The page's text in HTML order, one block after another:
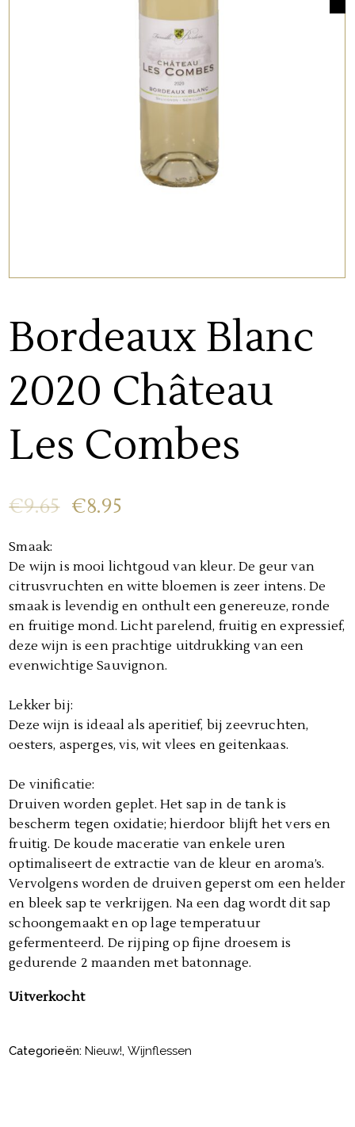
Bordeaux Blanc
2020 Château
Les Combes
€9.65 Oorspronkelijke
€9.65.
€8.95Huidige
€8.95.
Smaak:
De wijn is mooi lichtgoud van kleur. De geur van
citrusvruchten en witte bloemen is zeer intens. De
smaak is levendig en onthult een genereuze, ronde
en fruitige mond. Licht parelend, fruitig en expressief,
deze wijn is een prachtige uitdrukking van een
evenwichtige Sauvignon.
Lekker bij:
Deze wijn is ideaal als aperitief, bij zeevruchten,
oesters, asperges, vis, wit vlees en geitenkaas.
De vinificatie:
Druiven worden geplet. Het sap in de tank is
bescherm tegen oxidatie; hierdoor blijft het vers en
fruitig. De koude maceratie van enkele uren
optimaliseert de extractie van de kleur en aroma’s.
Vervolgens worden de druiven geperst om een helder
en bleek sap te verkrijgen. Na een dag wordt dit sap
schoongemaakt en op lage temperatuur
gefermenteerd. De rijping op fijne droesem is
gedurende 2 maanden met batonnage.
Uitverkocht
Categorieën:Nieuw!,Wijnflessen